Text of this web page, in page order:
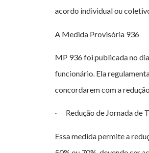
acordo individual ou
A Medida Provisória 936
MP 936 foi publicada no
funcionário. Ela
concordarem com a
· Redução de Jornada de
Essa medida permite a